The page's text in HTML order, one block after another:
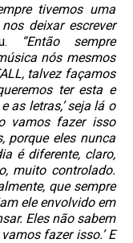
tivemos uma
deixar escrever
“Então sempre
nós mesmos
talvez façamos
ter esta e
as letras,’ seja lá o
vamos fazer isso
porque eles nunca
é diferente, claro,
muito controlado.
que sempre
ele envolvido em
Eles não sabem
fazer isso.’ E